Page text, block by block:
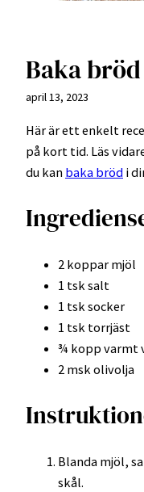
Baka
april 13, 2023
Här är ett enkelt
på kort tid. Läs
du kan baka bröd i
2 koppar mjöl
1 tsk salt
1 tsk socker
1 tsk torrjäst
¾ kopp varmt
2 msk olivolja
Blanda mjöl,
skål.